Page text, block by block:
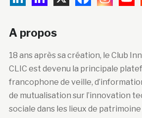
A propos
18 ans après sa création, le Club
CLIC est devenu la principale
francophone de veille,
de mutualisation sur l’innovation
sociale dans les lieux de